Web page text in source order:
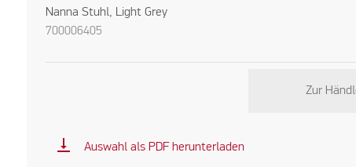
Nanna Stuhl, Light Grey
700006405
Zur
vertical_align_bottom Auswahl als PDF herunterladen